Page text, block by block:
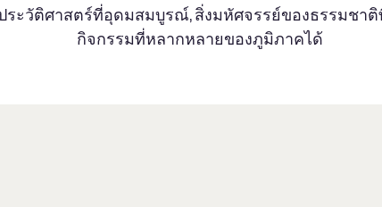
ระวัติศาสตร์ที่อุดมสมบูรณ์, สิ่งมหัศจรรย์ของธรรมชาติ
กิจกรรมที่หลากหลายของภูมิภาคได้